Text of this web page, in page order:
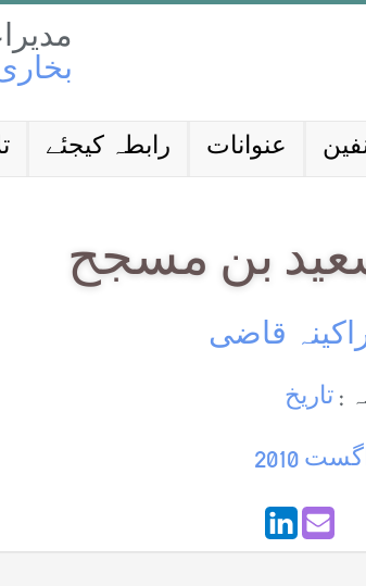
رابطہ کیجئے عنوانات
بن مسجح
قاضی
:تاریخ
2010